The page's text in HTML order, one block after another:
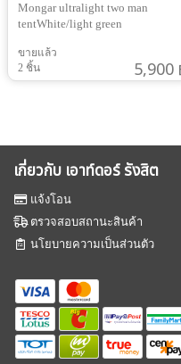
Mongar ultralight two man
tentWhite/light green
ขายแล้ว
2 ชิ้น
5,900
เกี่ยวกับ เอาท์ดอร์ รังสิต
แจ้งโอน
ตรวจสอบสถานะสินค้า
นโยบายความเป็นส่วนตัว